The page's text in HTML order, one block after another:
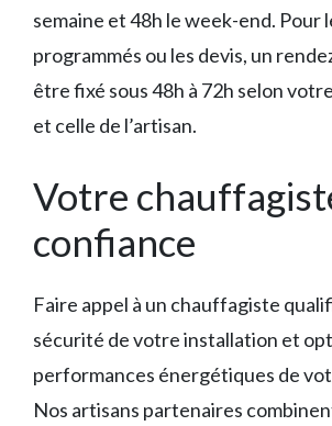
semaine et 48h le week-end. Pour
programmés ou les devis, un
être fixé sous 48h à 72h selon
et celle de l’artisan.
Votre
confiance
Faire appel à un chauffagiste
sécurité de votre installation et
performances énergétiques de
Nos artisans partenaires